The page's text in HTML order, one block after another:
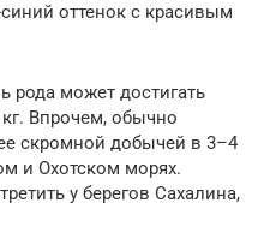
оттенок с красивым
рода может достигать
Впрочем, обычно
скромной добычей в 3–4
и Охотском морях.
у берегов Сахалина,